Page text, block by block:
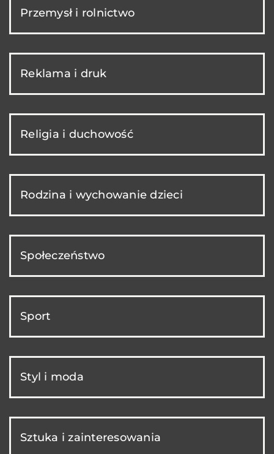
Przemysł i rolnictwo
Reklama i druk
Religia i duchowość
Rodzina i wychowanie dzieci
Społeczeństwo
Sport
Styl i moda
Sztuka i zainteresowania